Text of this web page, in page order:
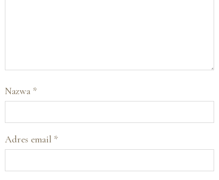
Nazwa *
Adres email *